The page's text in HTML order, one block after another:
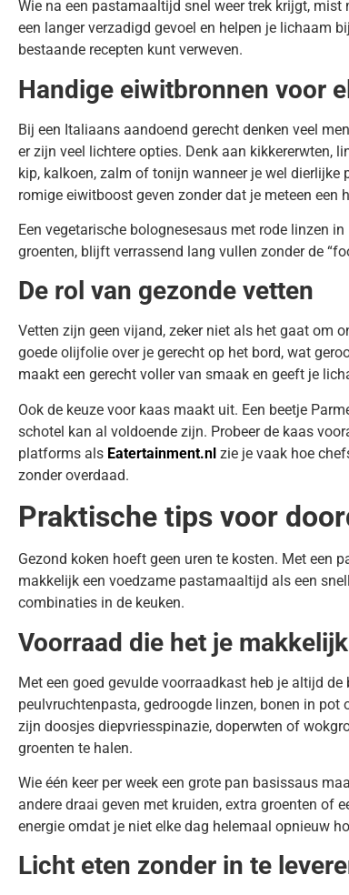
Wie na een pastamaaltijd snel weer trek krijgt,
een langer verzadigd gevoel en helpen je lichaam
bestaande recepten kunt verweven.
Handige eiwitbronnen voor
Bij een Italiaans aandoend gerecht denken veel
er zijn veel lichtere opties. Denk aan kikkererwten,
kip, kalkoen, zalm of tonijn wanneer je wel
romige eiwitboost geven zonder dat je meteen een
Een vegetarische bolognesesaus met rode linzen
groenten, blijft verrassend lang vullen zonder de
De rol van gezonde vetten
Vetten zijn geen vijand, zeker niet als het gaat om
goede olijfolie over je gerecht op het bord, wat
maakt een gerecht voller van smaak en geeft je
Ook de keuze voor kaas maakt uit. Een beetje
schotel kan al voldoende zijn. Probeer de kaas
platforms als Eatertainment.nl zie je vaak hoe
zonder overdaad.
Praktische tips voor
Gezond koken hoeft geen uren te kosten. Met een
makkelijk een voedzame pastamaaltijd als een
combinaties in de keuken.
Voorraad die het je
Met een goed gevulde voorraadkast heb je altijd
peulvruchtenpasta, gedroogde linzen, bonen in
zijn doosjes diepvriesspinazie, doperwten of
groenten te halen.
Wie één keer per week een grote pan basissaus
andere draai geven met kruiden, extra groenten of
energie omdat je niet elke dag helemaal opnieuw
Licht eten zonder in te